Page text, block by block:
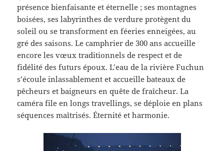
présence bienfaisante et éternelle ; ses montagnes
boisées, ses labyrinthes de verdure protègent du
soleil ou se transforment en féeries enneigées, au
gré des saisons. Le camphrier de 300 ans accueille
encore les vœux traditionnels de respect et de
fidélité des futurs époux. L’eau de la rivière Fuchun
s’écoule inlassablement et accueille bateaux de
pêcheurs et baigneurs en quête de fraîcheur. La
caméra file en longs travellings, se déploie en plans
séquences maîtrisés. Éternité et harmonie.